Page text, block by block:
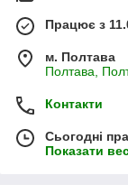
Працює з
м. Полтава
Полтава,
Контакти
Сьогодні
Показати